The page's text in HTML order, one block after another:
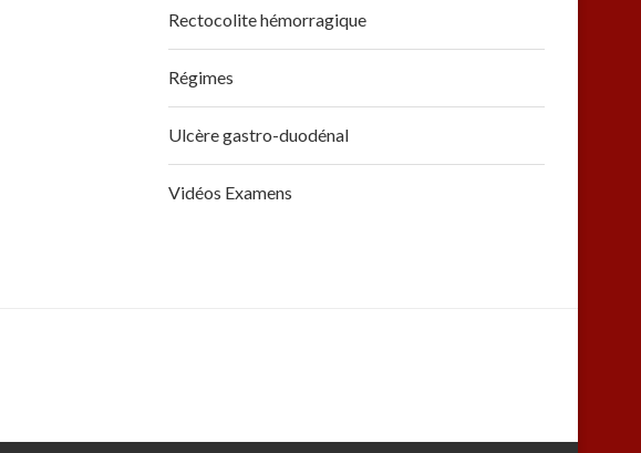
Rectocolite hémorragique
Régimes
Ulcère gastro-duodénal
Vidéos Examens